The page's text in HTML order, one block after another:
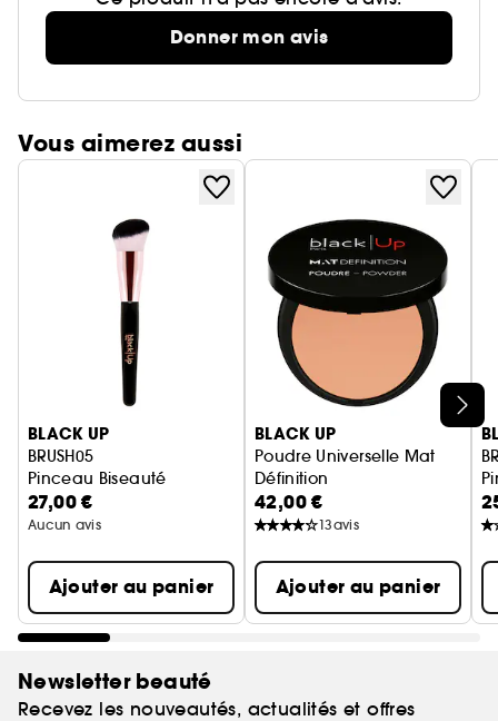
Donner mon avis
Vous aimerez aussi
Ignorer le carrousel produits
BLACK UP
BRUSH05
Pinceau Biseauté
27,00 €
Aucun avis
Ajouter au panier
BLACK UP
Poudre Universelle Mat
Définition
Poudre matifiante
42,00 €
13avis
Ajouter au panier
Newsletter beauté
Recevez les nouveautés, actualités et offres